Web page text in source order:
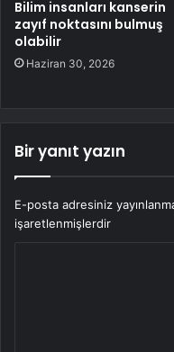
Bilim insanları kanserin
zayıf noktasını bulmuş
olabilir
Haziran 30, 2026
Bir yanıt yazın
E-posta adresiniz
işaretlenmişlerdir